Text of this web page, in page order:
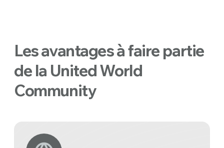
Les avantages à faire partie
de la United World
Community